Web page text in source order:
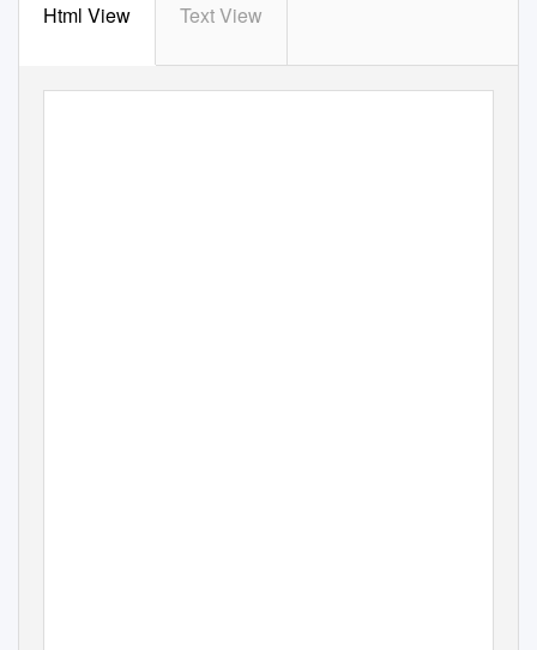
Html View Text View